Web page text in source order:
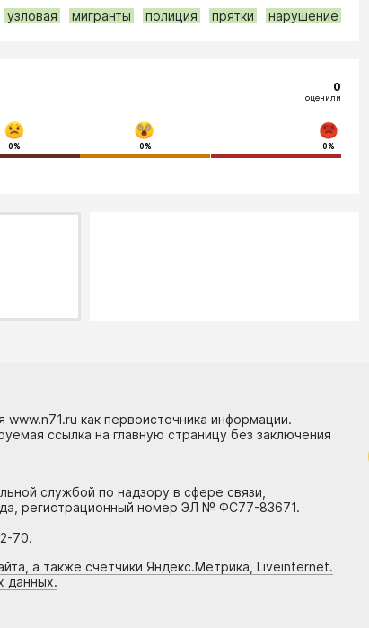
узловая мигранты полиция прятки нарушение
0
оценили
0% 0% 0%
как первоисточника информации.
ссылка на главную страницу без заключения
службой по надзору в сфере связи,
регистрационный номер ЭЛ № ФС77-83671.
70.
а также счетчики Яндекс.Метрика, Liveinternet.
данных.